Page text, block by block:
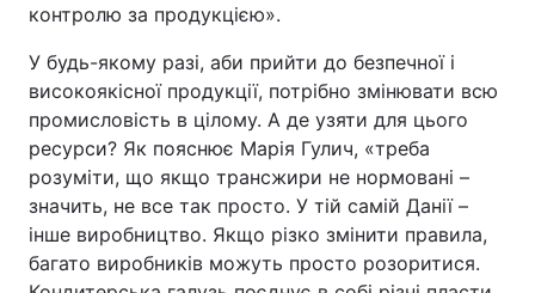
контролю за продукцією».
У будь-якому разі, аби прийти до безпечної і
високоякісної продукції, потрібно змінювати всю
промисловість в цілому. А де узяти для цього
ресурси? Як пояснює Марія Гулич, «треба
розуміти, що якщо трансжири не нормовані –
значить, не все так просто. У тій самій Данії –
інше виробництво. Якщо різко змінити правила,
багато виробників можуть просто розоритися.